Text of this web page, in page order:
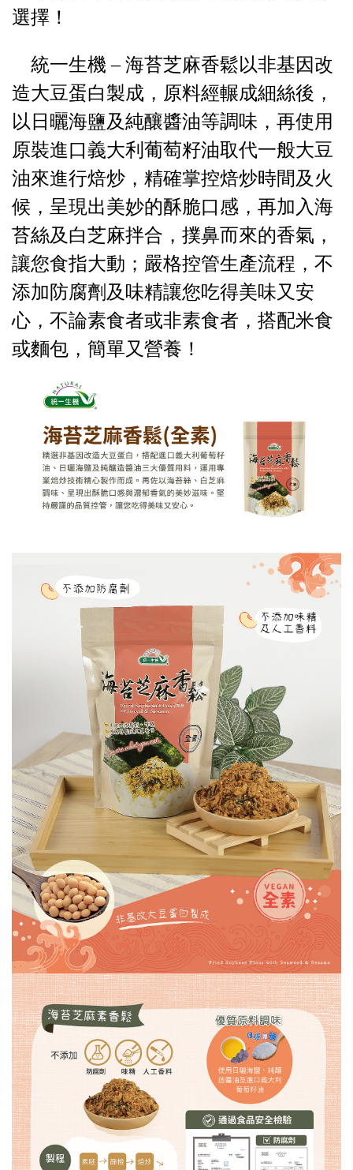
選擇！
統一生機 – 海苔芝麻香鬆以非基因改
造大豆蛋白製成，原料經輾成細絲後，
以日曬海鹽及純釀醬油等調味，再使用
原裝進口義大利葡萄籽油取代一般大豆
油來進行焙炒，精確掌控焙炒時間及火
候，呈現出美妙的酥脆口感，再加入海
苔絲及白芝麻拌合，撲鼻而來的香氣，
讓您食指大動；嚴格控管生產流程，不
添加防腐劑及味精讓您吃得美味又安
心，不論素食者或非素食者，搭配米食
或麵包，簡單又營養！